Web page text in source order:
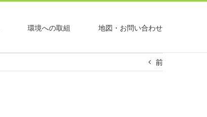
環境への取組 地図・お問い合わせ
前